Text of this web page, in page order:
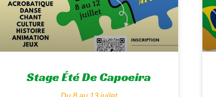
Stage Été De Capoeira